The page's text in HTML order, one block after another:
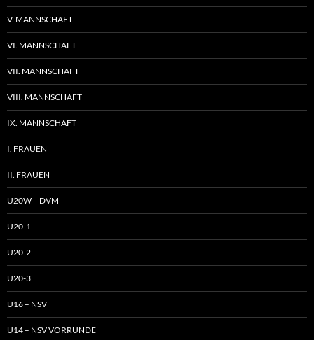
V. MANNSCHAFT
VI. MANNSCHAFT
VII. MANNSCHAFT
VIII. MANNSCHAFT
IX. MANNSCHAFT
I. FRAUEN
II. FRAUEN
U20W – DVM
U20-1
U20-2
U20-3
U16 – NSV
U14 – NSV VORRUNDE